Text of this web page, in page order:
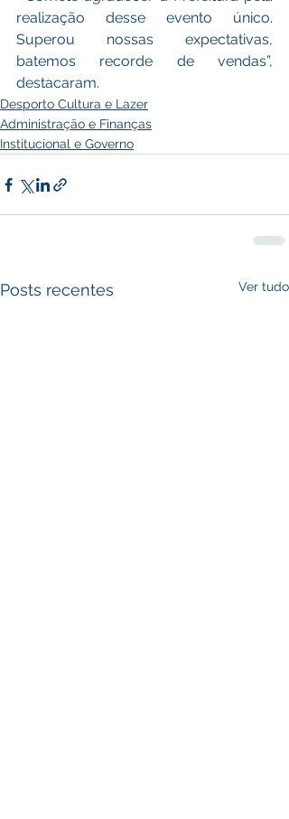
realização desse evento único.
Superou nossas expectativas,
batemos recorde de vendas”,
destacaram.
Desporto Cultura e Lazer
Administração e Finanças
Institucional e Governo
Posts recentes Ver tudo